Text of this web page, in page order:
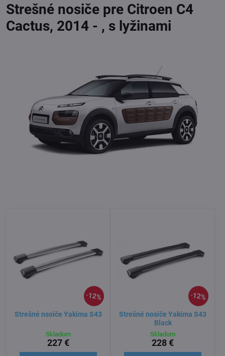
Strešné nosiče pre Citroen C4
Cactus, 2014 - , s lyžinami
12%
Strešné nsoiče Yakima S43
Skladom
227 €
12%
Strešné nosiče Yakima S43
Black
Skladom
228 €